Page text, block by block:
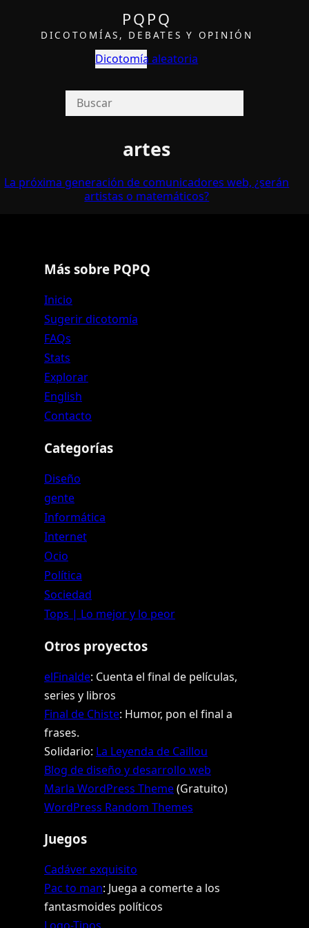
PQPQ
DICOTOMÍAS, DEBATES Y OPINIÓN
Dicotomía aleatoria
artes
La próxima generación de comunicadores web, ¿serán
artistas o matemáticos?
Más sobre PQPQ
Inicio
Sugerir dicotomía
FAQs
Stats
Explorar
English
Contacto
Categorías
Diseño
gente
Informática
Internet
Ocio
Política
Sociedad
Tops | Lo mejor y lo peor
Otros proyectos
elFinalde: Cuenta el final de películas,
series y libros
Final de Chiste: Humor, pon el final a
frases.
Solidario: La Leyenda de Caillou
Blog de diseño y desarrollo web
Marla WordPress Theme(Gratuito)
WordPress Random Themes
Juegos
Cadáver exquisito
Pac to man: Juega a comerte a los
fantasmoides políticos